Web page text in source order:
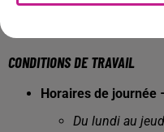
CONDITIONS DE TRAVAIL
Horaires de journée
Du lundi au